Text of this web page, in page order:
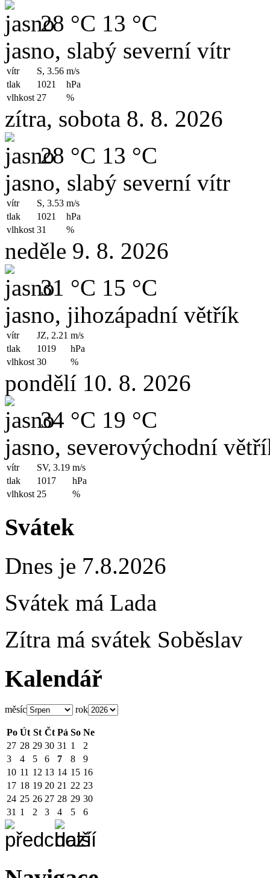
28 °C 13 °C
jasno, slabý severní vítr
vítr S, 3.56 m/s
tlak
1021
hPa
vlhkost 27 %
zítra, sobota 8. 8. 2026
28 °C 13 °C
jasno, slabý severní vítr
vítr S, 3.53 m/s
tlak
1021
hPa
vlhkost 31 %
neděle 9. 8. 2026
31 °C 15 °C
jasno, jihozápadní větřík
vítr JZ, 2.21 m/s
tlak
1019
hPa
vlhkost 30 %
pondělí 10. 8. 2026
34 °C 19 °C
jasno, severovýchodní
vítr SV, 3.19 m/s
tlak
1017
hPa
vlhkost 25 %
Svátek
Dnes je 7.8.2026
Svátek má Lada
Zítra má svátek Soběslav
Kalendář
měsíc rok
Po Út St Čt Pá So Ne
27 28 29 30 31 1
2
3
4 5 6 7 8
9
10 11 12 13 14 15 16
17 18 19 20 21 22 23
24 25 26 27 28 29 30
31 1 2 3 4 5 6